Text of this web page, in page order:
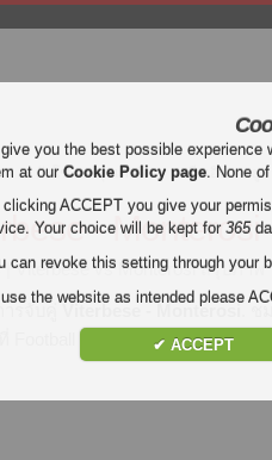
า กัลโช่ บุนเดสลีกา ลีกเอิง ยู
- Monterosi
| Viterbese vs Monterosi สรุปภาพ
รจับคู่ Viterbese - Monterosi
Football Highlight. เน้นสนุกและ
you the best possible
at ourCookie Policy page. None
clicking ACCEPT you give your
Your choice will be kept for365
can revoke this setting through your
the website as intended please
✔ ACCEPT